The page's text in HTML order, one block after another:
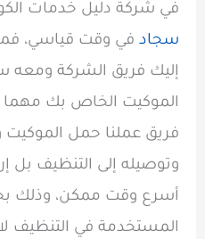
في شركة دليل خدمات
سجاد في وقت قياسي،
إليك فريق الشركة ومعه
الموكيت الخاص بك مهما
فريق عملنا حمل الموكيت
وتوصيله إلى التنظيف بل
أسرع وقت ممكن، وذلك
المستخدمة في التنظيف